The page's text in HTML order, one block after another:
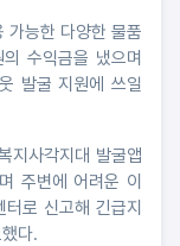
가능한 다양한 물품
수익금을 냈으며
발굴 지원에 쓰일
지사각지대 발굴앱
주변에 어려운 이
로 신고해 긴급지
다.